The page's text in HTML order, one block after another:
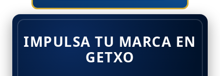
IMPULSA TU MARCA EN
GETXO